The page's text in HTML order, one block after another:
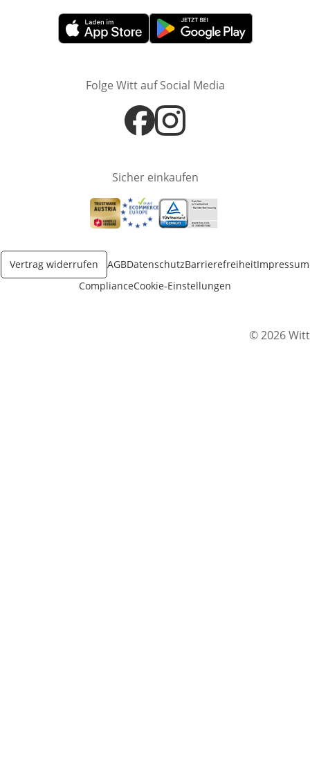
Öffnet in neuem FensterÖffnet in neuem Fenster
Folge Witt auf Social Media
Öffnet in neuem Fenster
Öffnet in neuem Fenster
Sicher einkaufen
Öffnet in neuem Fenster
Öffnet in neuem Fenster
Öffnet in neuem Fenster
Vertrag widerrufen AGBDatenschutzBarrierefreiheitImpressum
ComplianceCookie-Einstellungen
© 2026 Witt